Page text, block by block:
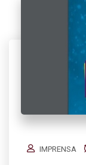
IMPRENSA